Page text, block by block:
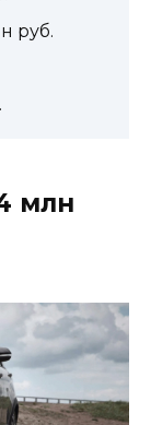
руб.
млн